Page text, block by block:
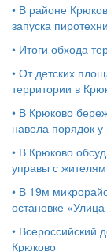
• В районе
запуска
• Итоги обхода
• От детских
территории в
• В Крюково
навела порядок
• В Крюково
управы с
• В 19м
остановке
• Всероссийский
Крюково